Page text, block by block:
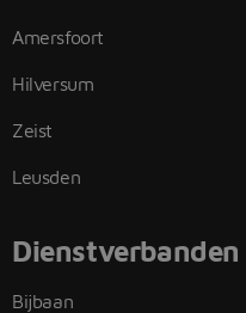
Amersfoort
Hilversum
Zeist
Leusden
Bijbaan